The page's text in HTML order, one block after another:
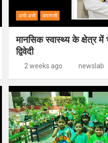
अभी अभी वाराणसी
मानसिक स्वास्थ्य के क्षेत्र में
द्विवेदी
2 weeks ago newslab